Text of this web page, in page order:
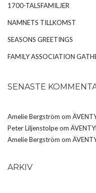
1700-TALSFAMILJER
NAMNETS TILLKOMST
SEASONS GREETINGS
FAMILY ASSOCIATION
SENASTE
Amelie Bergström om
Peter Liljenstolpeom
Amelie Bergström om
ARKIV